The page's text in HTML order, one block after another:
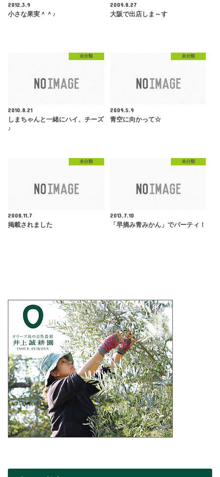
2012.3.9
小さな果実＾＾♪
2009.8.27
大阪で出店しま～す
未分類
2010.8.21
しまちゃんと一緒にハイ、チーズ
♪
未分類
2009.5.9
青空に向かって☆
未分類
2008.11.7
掲載されました
未分類
2013.7.10
「早摘み青みかん」でパーティ！